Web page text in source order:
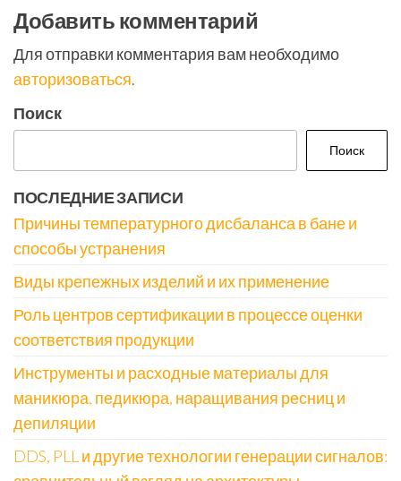
Добавить комментарий
Для отправки комментария вам необходимо
авторизоваться.
Поиск
Поиск
ПОСЛЕДНИЕ ЗАПИСИ
Причины температурного дисбаланса в бане и
способы устранения
Виды крепежных изделий и их применение
Роль центров сертификации в процессе оценки
соответствия продукции
Инструменты и расходные материалы для
маникюра, педикюра, наращивания ресниц и
депиляции
DDS, PLL и другие технологии генерации сигналов: